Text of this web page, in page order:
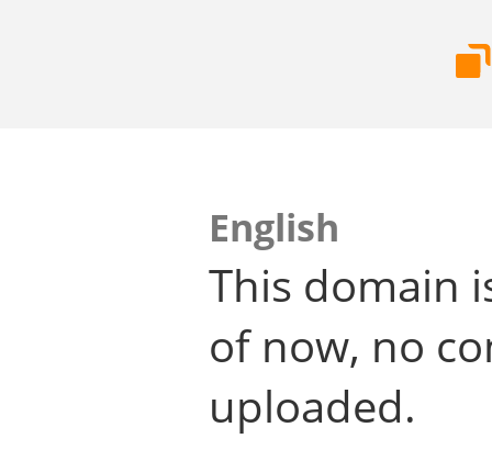
English
This domain
of now, no
uploaded.